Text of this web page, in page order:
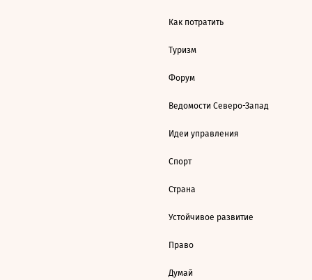
Как потратить
Туризм
Форум
Ведомости Северо-Запад
Идеи управления
Спорт
Страна
Устойчивое развитие
Право
Думай